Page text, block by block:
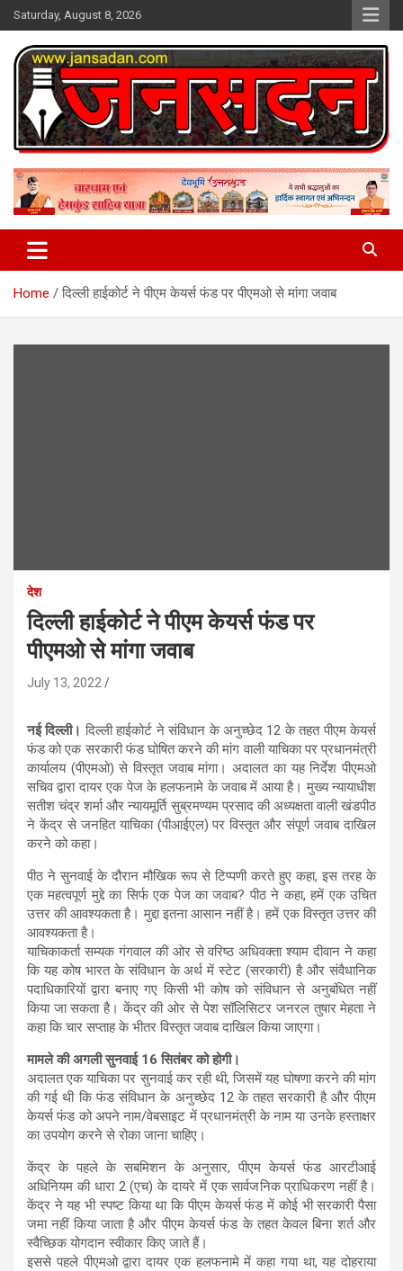
Skip
to
content
Saturday, August 8, 2026
Jan Sadan
Home दिल्ली हाईकोर्ट ने पीएम केयर्स फंड पर पीएमओ से मांगा जवाब
देश
दिल्ली हाईकोर्ट ने पीएम केयर्स फंड पर
पीएमओ से मांगा जवाब
July 13, 2022
नई दिल्ली। दिल्ली हाईकोर्ट ने संविधान के अनुच्छेद 12 के तहत पीएम केयर्स
फंड को एक सरकारी फंड घोषित करने की मांग वाली याचिका पर प्रधानमंत्री
कार्यालय (पीएमओ) से विस्तृत जवाब मांगा। अदालत का यह निर्देश पीएमओ
सचिव द्वारा दायर एक पेज के हलफनामे के जवाब में आया है। मुख्य न्यायाधीश
सतीश चंद्र शर्मा और न्यायमूर्ति सुब्रमण्यम प्रसाद की अध्यक्षता वाली खंडपीठ
ने केंद्र से जनहित याचिका (पीआईएल) पर विस्तृत और संपूर्ण जवाब दाखिल
करने को कहा।
पीठ ने सुनवाई के दौरान मौखिक रूप से टिप्पणी करते हुए कहा, इस तरह के
एक महत्वपूर्ण मुद्दे का सिर्फ एक पेज का जवाब? पीठ ने कहा, हमें एक उचित
उत्तर की आवश्यकता है। मुद्दा इतना आसान नहीं है। हमें एक विस्तृत उत्तर की
आवश्यकता है।
याचिकाकर्ता सम्यक गंगवाल की ओर से वरिष्ठ अधिवक्ता श्याम दीवान ने कहा
कि यह कोष भारत के संविधान के अर्थ में स्टेट (सरकारी) है और संवैधानिक
पदाधिकारियों द्वारा बनाए गए किसी भी कोष को संविधान से अनुबंधित नहीं
किया जा सकता है। केंद्र की ओर से पेश सॉलिसिटर जनरल तुषार मेहता ने
कहा कि चार सप्ताह के भीतर विस्तृत जवाब दाखिल किया जाएगा।
मामले की अगली सुनवाई 16 सितंबर को होगी।
अदालत एक याचिका पर सुनवाई कर रही थी, जिसमें यह घोषणा करने की मांग
की गई थी कि फंड संविधान के अनुच्छेद 12 के तहत सरकारी है और पीएम
केयर्स फंड को अपने नाम/वेबसाइट में प्रधानमंत्री के नाम या उनके हस्ताक्षर
का उपयोग करने से रोका जाना चाहिए।
केंद्र के पहले के सबमिशन के अनुसार, पीएम केयर्स फंड आरटीआई
अधिनियम की धारा 2 (एच) के दायरे में एक सार्वजनिक प्राधिकरण नहीं है।
केंद्र ने यह भी स्पष्ट किया था कि पीएम केयर्स फंड में कोई भी सरकारी पैसा
जमा नहीं किया जाता है और पीएम केयर्स फंड के तहत केवल बिना शर्त और
स्वैच्छिक योगदान स्वीकार किए जाते हैं।
इससे पहले पीएमओ द्वारा दायर एक हलफनामे में कहा गया था, यह दोहराया